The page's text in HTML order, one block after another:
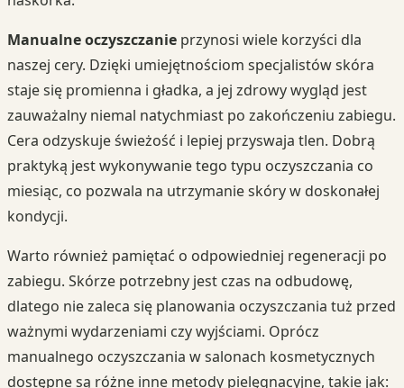
Manualne oczyszczanie przynosi wiele korzyści dla
naszej cery. Dzięki umiejętnościom specjalistów skóra
staje się promienna i gładka, a jej zdrowy wygląd jest
zauważalny niemal natychmiast po zakończeniu zabiegu.
Cera odzyskuje świeżość i lepiej przyswaja tlen. Dobrą
praktyką jest wykonywanie tego typu oczyszczania co
miesiąc, co pozwala na utrzymanie skóry w doskonałej
kondycji.
Warto również pamiętać o odpowiedniej regeneracji po
zabiegu. Skórze potrzebny jest czas na odbudowę,
dlatego nie zaleca się planowania oczyszczania tuż przed
ważnymi wydarzeniami czy wyjściami. Oprócz
manualnego oczyszczania w salonach kosmetycznych
dostępne są różne inne metody pielęgnacyjne, takie jak: